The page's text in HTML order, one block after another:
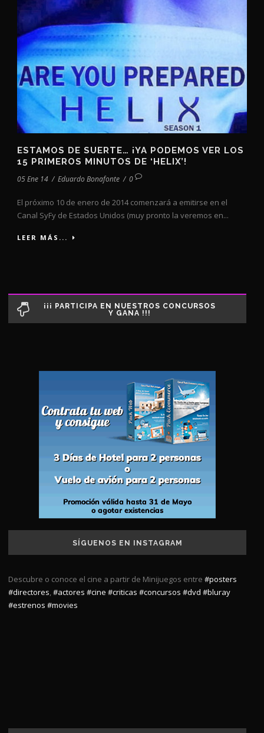
ESTAMOS DE SUERTE… ¡YA PODEMOS VER LOS
15 PRIMEROS MINUTOS DE ‘HELIX’!
05 Ene 14 / Eduardo Bonafonte / 0
El próximo 10 de enero de 2014 comenzará a emitirse en el
Canal SyFy de Estados Unidos (muy pronto la veremos en...
LEER MÁS...
¡¡¡ PARTICIPA EN NUESTROS CONCURSOS
Y GANA !!!
SÍGUENOS EN INSTAGRAM
Descubre o conoce el cine a partir de Minijuegos entre #posters
#directores,#actores #cine #criticas #concursos #dvd #bluray
#estrenos #movies